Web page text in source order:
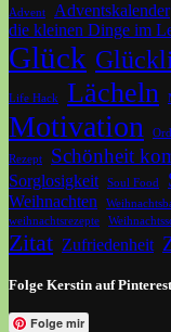
Advent Adventskalender
die kleinen Dinge im
Glück
Life Hack Lächeln
Motivation
Rezept Schönheit
Sorglosigkeit
Soul Food
Weihnachten
weihnachtsrezepte
Zitat Zufriedenheit
Folge Kerstin auf Pinterest
Folge mir